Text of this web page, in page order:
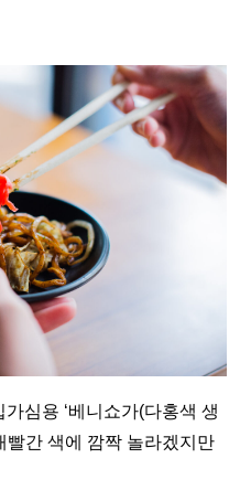
심용 ‘베니쇼가(다홍색 생
빨간 색에 깜짝 놀라겠지만